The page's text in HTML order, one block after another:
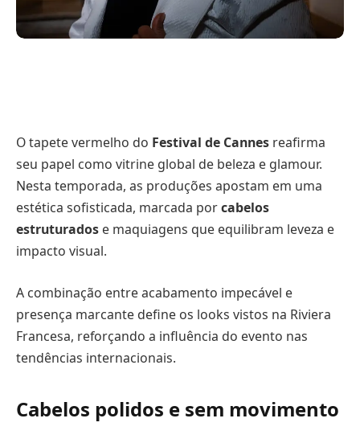
O tapete vermelho do Festival de Cannes reafirma
seu papel como vitrine global de beleza e glamour.
Nesta temporada, as produções apostam em uma
estética sofisticada, marcada porcabelos
estruturados e maquiagens que equilibram leveza e
impacto visual.
A combinação entre acabamento impecável e
presença marcante define os looks vistos na Riviera
Francesa, reforçando a influência do evento nas
tendências internacionais.
Cabelos polidos e sem movimento